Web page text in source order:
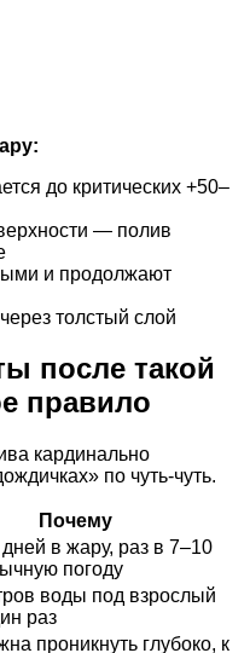
до критических +50–
— полив
и продолжают
толстый слой
после такой
правило
кардинально
по чуть-чуть.
Почему
в жару, раз в 7–10
погоду
воды под взрослый
раз
проникнуть глубоко, к